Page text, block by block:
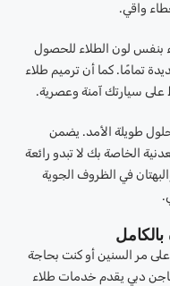
واقي.
بنفس لون الطلاء للحصول
تمامًا. كما أن ترميم طلاء
على سيارتك آمنة وعصرية.
طويلة الأمد. يضمن
الخاصة بك لا تبدو رائعة
في الظروف الجوية
مر السنين أو كنت بحاجة
دبي يقدم خدمات طلاء